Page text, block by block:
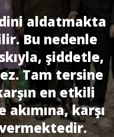
aldatmakta
Bu nedenle
şiddetle,
Tam tersine
en etkili
karşı
vermektedir.